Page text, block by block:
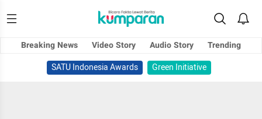
Breaking News Video Story Audio Story
Trending
SATU Indonesia Awards
Green Initiative